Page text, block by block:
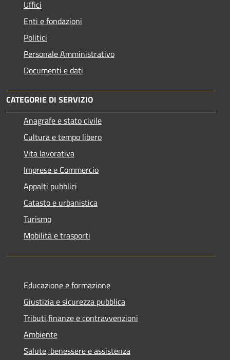
Uffici
Enti e fondazioni
Politici
Personale Amministrativo
Documenti e dati
CATEGORIE DI SERVIZIO
Anagrafe e stato civile
Cultura e tempo libero
Vita lavorativa
Imprese e Commercio
Appalti pubblici
Catasto e urbanistica
Turismo
Mobilità e trasporti
Educazione e formazione
Giustizia e sicurezza pubblica
Tributi,finanze e contravvenzioni
Ambiente
Salute, benessere e assistenza